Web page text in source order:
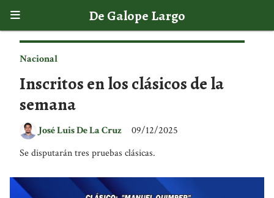
De Galope Largo
Inscritos en los clásicos de la
semana
Se disputarán tres pruebas clásicas.
Nacional
09/12/2025
José Luis De La Cruz